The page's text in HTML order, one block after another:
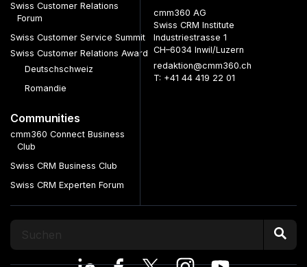
Swiss Customer Relations
Forum
Swiss Customer Service Summit
Swiss Customer Relations Award
Deutschschweiz
Romandie
Communities
cmm360 Connect Business
Club
Swiss CRM Business Club
Swiss CRM Experten Forum
cmm360 AG
Swiss CRM Institute
Industriestrasse 1
CH–6034 Inwil/Luzern
redaktion@cmm360.ch
T: +41 44 419 22 01